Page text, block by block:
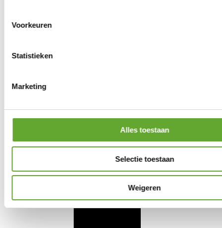
Voorkeuren
Statistieken
Marketing
Alles toestaan
Selectie toestaan
Weigeren